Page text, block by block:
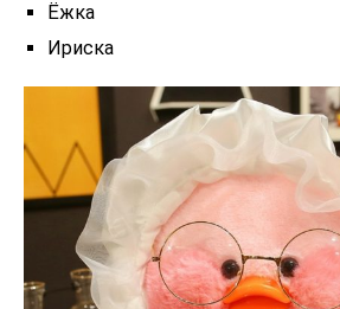
Ёжка
Ириска